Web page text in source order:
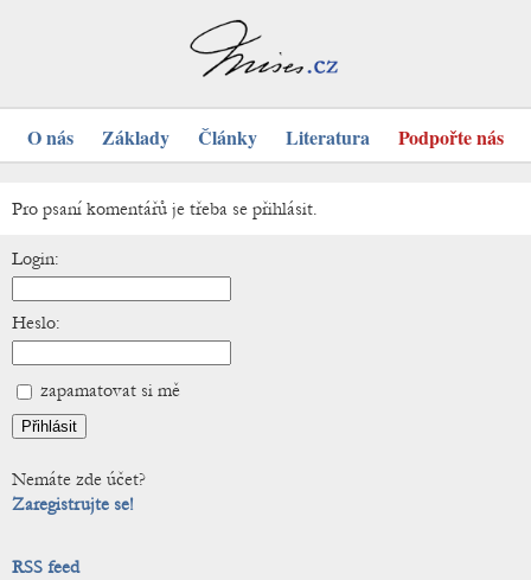
O nás Základy Články Literatura Podpořte nás
Pro psaní komentářů je třeba se přihlásit.
Login:
Heslo:
zapamatovat si mě
Nemáte zde účet?
Zaregistrujte se!
RSS feed